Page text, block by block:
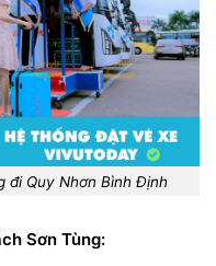
đi Quy Nhơn Bình Định
Sơn Tùng: